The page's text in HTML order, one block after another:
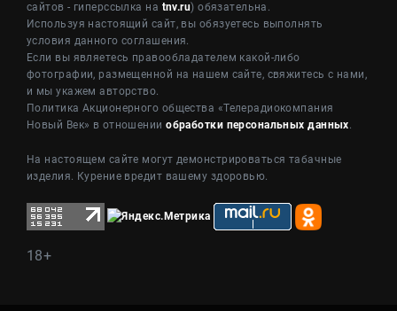
сайтов - гиперссылка на tnv.ru) обязательна.
Используя настоящий сайт, вы обязуетесь выполнять
условия данного соглашения.
Если вы являетесь правообладателем какой-либо
фотографии, размещенной на нашем сайте, свяжитесь с нами,
и мы укажем авторство.
Политика Акционерного общества «Телерадиокомпания
Новый Век» в отношенииобработки персональных данных.
На настоящем сайте могут демонстрироваться табачные
изделия. Курение вредит вашему здоровью.
18+